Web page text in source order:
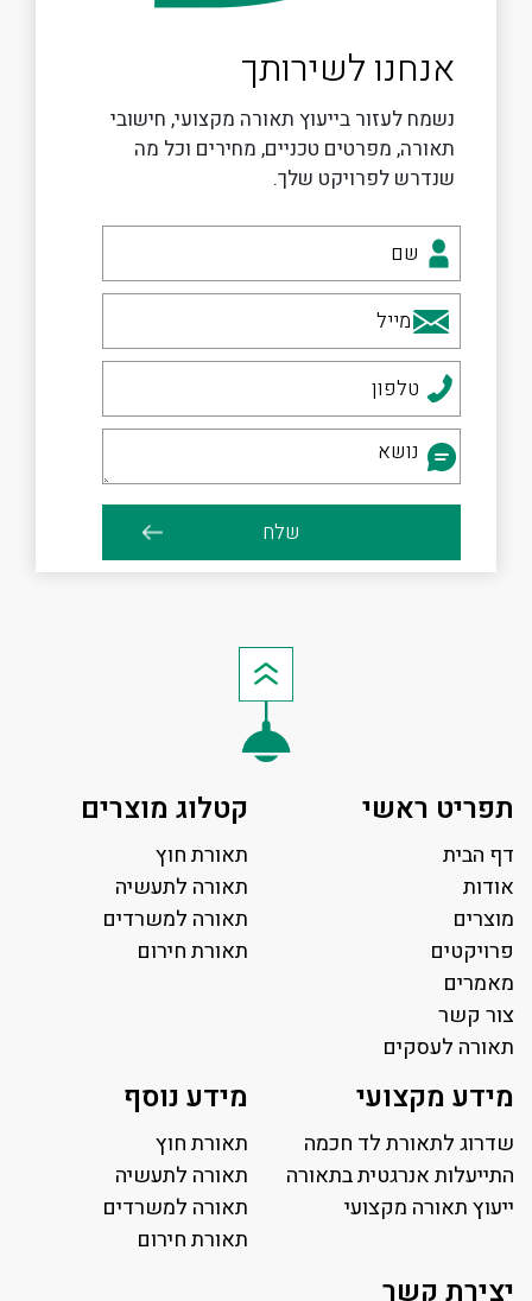
אנחנו לשירותך
נשמח לעזור בייעוץ תאורה מקצועי, חישובי
תאורה, מפרטים טכניים, מחירים וכל מה
שנדרש לפרויקט שלך.
תפריט ראשי
דף הבית
אודות
מוצרים
פרויקטים
מאמרים
צור קשר
תאורה לעסקים
פאנל לד
פרופיל תאורה
תאורה לאולמות ספורט
תאורה למגרשי טניס
קטלוג מוצרים
תאורת חוץ
תאורה לתעשיה
תאורה למשרדים
תאורת חירום
מידע מקצועי
שדרוג לתאורת לד חכמה
התייעלות אנרגטית בתאורה
ייעוץ תאורה מקצועי
מידע נוסף
תאורת חוץ
תאורה לתעשיה
תאורה למשרדים
תאורת חירום
יצירת קשר